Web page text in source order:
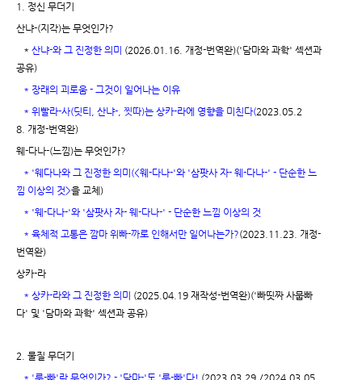
1. 정신 무더기
산냐-(지각)는 무엇인가?
* 산냐-와 그 진정한 의미 (2026.01.16. 개정-번역완)('담마와 과학' 섹션과
공유)
* 장래의 괴로움 - 그것이 일어나는 이유
* 위빨라-사(딧티, 산냐-, 찟따)는 상카-라에 영향을 미친다(2023.05.2
8. 개정-번역완)
웨-다나-(느낌)는 무엇인가?
* '웨다나와 그 진정한 의미(<웨-다나-'와 '삼팟사 자- 웨-다나-' - 단순한 느
낌 이상의 것>을 교체)
* '웨-다나-'와 '삼팟사 자- 웨-다나-' - 단순한 느낌 이상의 것
* 육체적 고통은 깜마 위빠-까로 인해서만 일어나는가?(2023.11.23. 개정-
번역완)
상카-라
* 상카-라와 그 진정한 의미 (2025.04.19 재작성-번역완)('빠띳짜 사뭅빠
다' 및 '담마와 과학' 섹션과 공유)
2. 물질 무더기
* '루-빠'란 무엇인가? - '담마-'도 '루-빠'다! (2023.03.29./2024.03.05.